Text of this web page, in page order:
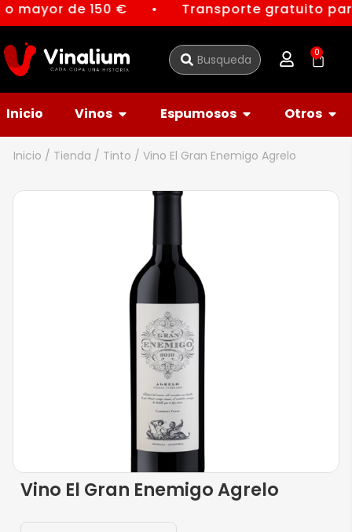
mayor de 150 € ● Transporte gratuito
0
Inicio Vinos Espumosos Otros
Inicio / Tienda / Tinto / Vino El Gran Enemigo Agrelo
Vino El Gran Enemigo Agrelo